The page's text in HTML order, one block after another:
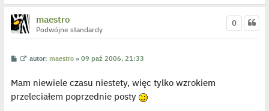
maestro
Podwójne standardy
0
P
t
W
w
e
autor:maestro »09 paź 2006, 21:33
Mam niewiele czasu niestety, więc tylko wzrokiem
przeleciałem poprzednie posty